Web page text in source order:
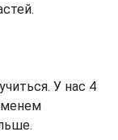
У нас 4